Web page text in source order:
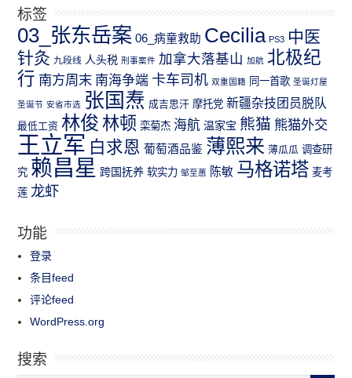
标签
03_张东岳案 06_病童救助 Cecilia PS3 中医
针灸 九段线 人头税 刑事案件 加拿大落基山 加航 北极纪
行 南方周末 南海争端 卡车司机 双重国籍 同一首歌 圣诞灯屋
圣诞节 安省市选 张国焘 成吉思汗 摩托党 新疆杂技团员脱队
最低工资 林俊 林顿 栾菊杰 海航 温家宝 熊猫 熊猫外交
王立军 白求恩 葡萄酒品鉴 薄熙来 薄瓜瓜 调查研
究 赖昌星 跨国抚养 软实力 邹至蕙 陈敏 马格诺塔 麦考
莲 龙虾
功能
登录
条目feed
评论feed
WordPress.org
搜索